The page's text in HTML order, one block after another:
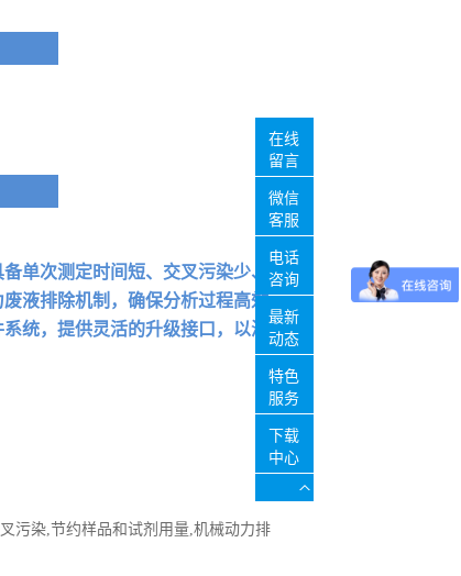
单次测定时间短、交叉污染少、
液排除机制，确保分析过程高效
统，提供灵活的升级接口，以满
污染,节约样品和试剂用量,机械动力排
在线
留言
微信
客服
电话
咨询
最新
动态
特色
服务
下载
中心